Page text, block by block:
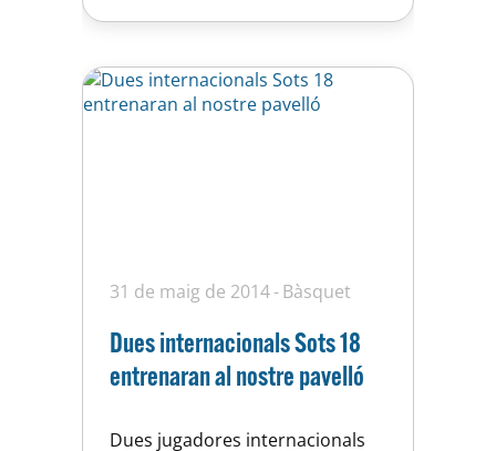
personal, que…
31 de maig de 2014 Bàsquet
Dues internacionals Sots 18
entrenaran al nostre pavelló
Dues jugadores internacionals